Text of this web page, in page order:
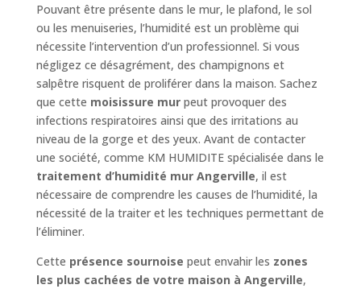
Pouvant être présente dans le mur, le plafond, le sol
ou les menuiseries, l’humidité est un problème qui
nécessite l’intervention d’un professionnel. Si vous
négligez ce désagrément, des champignons et
salpêtre risquent de proliférer dans la maison. Sachez
que cette moisissure murpeut provoquer des
infections respiratoires ainsi que des irritations au
niveau de la gorge et des yeux. Avant de contacter
une société, comme KM HUMIDITE spécialisée dans le
traitement d’humidité mur Angerville, il est
nécessaire de comprendre les causes de l’humidité, la
nécessité de la traiter et les techniques permettant de
l’éliminer.
Cette présence sournoise peut envahir les zones
les plus cachées de votre maison à Angerville,